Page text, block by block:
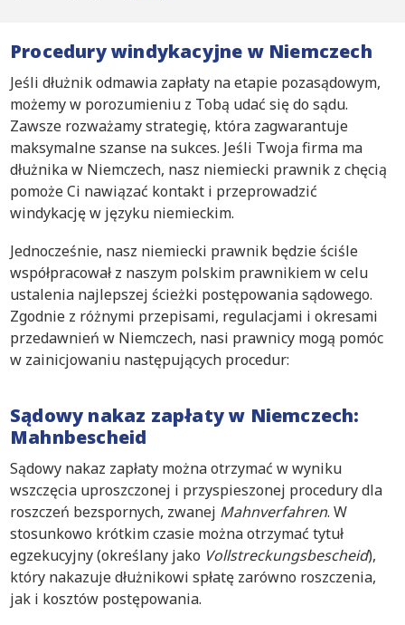
Procedury windykacyjne w Niemczech
Jeśli dłużnik odmawia zapłaty na etapie pozasądowym,
możemy w porozumieniu z Tobą udać się do sądu.
Zawsze rozważamy strategię, która zagwarantuje
maksymalne szanse na sukces. Jeśli Twoja firma ma
dłużnika w Niemczech, nasz niemiecki prawnik z chęcią
pomoże Ci nawiązać kontakt i przeprowadzić
windykację w języku niemieckim.
Jednocześnie, nasz niemiecki prawnik będzie ściśle
współpracował z naszym polskim prawnikiem w celu
ustalenia najlepszej ścieżki postępowania sądowego.
Zgodnie z różnymi przepisami, regulacjami i okresami
przedawnień w Niemczech, nasi prawnicy mogą pomóc
w zainicjowaniu następujących procedur:
Sądowy nakaz zapłaty w Niemczech:
Mahnbescheid
Sądowy nakaz zapłaty można otrzymać w wyniku
wszczęcia uproszczonej i przyspieszonej procedury dla
roszczeń bezspornych, zwanej Mahnverfahren. W
stosunkowo krótkim czasie można otrzymać tytuł
egzekucyjny (określany jako Vollstreckungsbescheid),
który nakazuje dłużnikowi spłatę zarówno roszczenia,
jak i kosztów postępowania.